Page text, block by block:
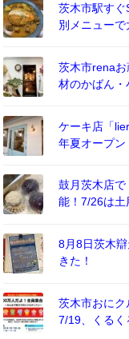
茨木市駅す
別メニュー
茨木市rena
材のかばん
ケーキ店「
年夏オープン
鼓月茨木店
能！7/26は土
8月8日茨木
きた！
茨木市おにク
7/19、くるく